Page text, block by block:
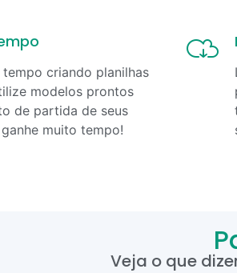
criando planilhas
modelos prontos
de partida de seus
muito tempo!
Veja o que